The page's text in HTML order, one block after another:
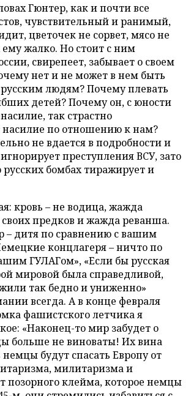
Гюнтер, как и почти все
чувствительный и ранимый,
цветочек не сорвет, мясо не
жалко. Но стоит с ним
свирепеет, забывает о своем
нет и не может в нем быть
людям? Почему плевать
детей? Почему он, с юности
так страстно
по отношению к нам?
не вдается в подробности и
преступления ВСУ, зато
бомбах тиражирует и
кровь – не водица, жажда
предков и жажда реванша.
– дитя по сравнению с вашим
концлагеря – ничто по
ГУЛАГом», «Если бы русская
мировой была справедливой,
так бедно и униженно»
всегда. А в конце февраля
фашистского летчика я
«Наконец-то мир забудет о
больше не виноваты! Их вина
немцы будут спасать Европу от
милитаризма и
позорного клейма, которое немцы